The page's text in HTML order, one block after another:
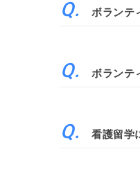
ボランテ
ボランテ
看護留学